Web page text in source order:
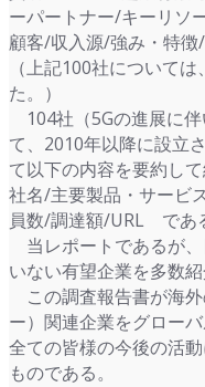
ーパートナー/キーリソ
顧客/収入源/強み・特徴/
（上記100社について
た。）
104社（5Gの進展に
て、2010年以降に設立
て以下の内容を要約して
社名/主要製品・サービ
員数/調達額/URL であ
当レポートであるが
いない有望企業を多数紹
この調査報告書が海
ー）関連企業をグロー
全ての皆様の今後の活
ものである。